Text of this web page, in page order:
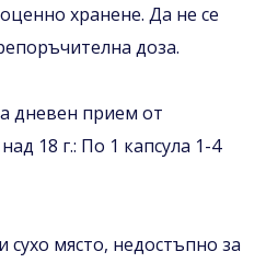
хранене. Да не се
доза.
дневен прием от
18 г.: По 1 капсула 1-4
място, недостъпно за